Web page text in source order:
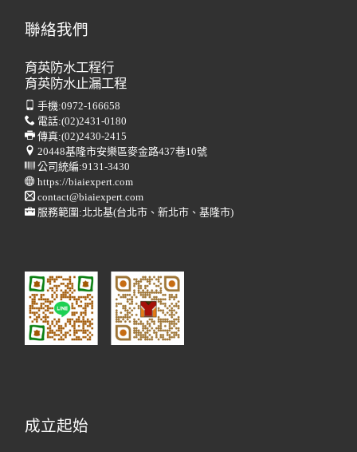
聯絡我們
育英防水工程行
育英防水止漏工程
手機:0972-166658
電話:(02)2431-0180
傳真:(02)2430-2415
20448基隆市安樂區麥金路437巷10號
公司統編:9131-3430
https://biaiexpert.com
contact@biaiexpert.com
服務範圍:北北基(台北市、新北市、基隆市)
成立起始